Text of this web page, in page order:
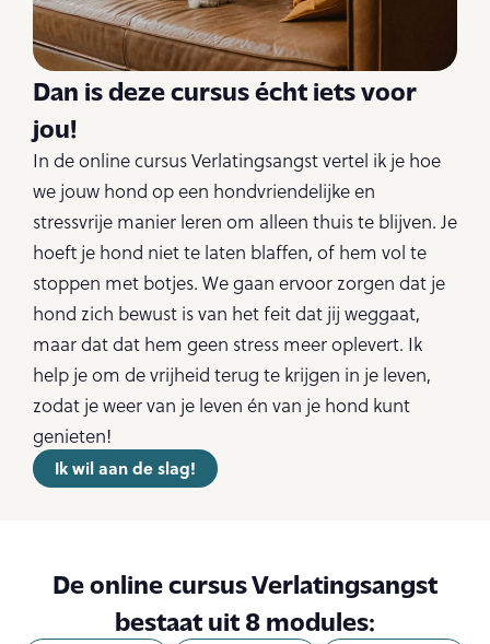
Dan is deze cursus écht iets voor
jou!
In de online cursus Verlatingsangst vertel ik je hoe
we jouw hond op een hondvriendelijke en
stressvrije manier leren om alleen thuis te blijven. Je
hoeft je hond niet te laten blaffen, of hem vol te
stoppen met botjes. We gaan ervoor zorgen dat je
hond zich bewust is van het feit dat jij weggaat,
maar dat dat hem geen stress meer oplevert. Ik
help je om de vrijheid terug te krijgen in je leven,
zodat je weer van je leven én van je hond kunt
genieten!
Ik wil aan de slag!
De online cursus Verlatingsangst
bestaat uit 8 modules: